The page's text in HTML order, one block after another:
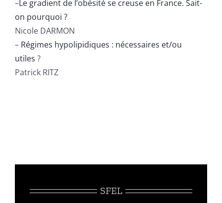
–Le gradient de l’obésité se creuse en France. Sait-
on pourquoi ?
Nicole DARMON
– Régimes hypolipidiques : nécessaires et/ou
utiles ?
Patrick RITZ
SFEL